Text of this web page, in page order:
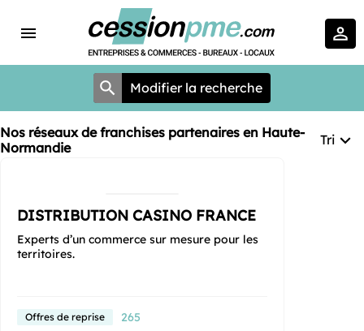
Modifier la recherche
Nos réseaux de franchises partenaires en Haute-
Normandie
Tri
DISTRIBUTION CASINO FRANCE
Experts d’un commerce sur mesure pour les
territoires.
Offres de reprise 265